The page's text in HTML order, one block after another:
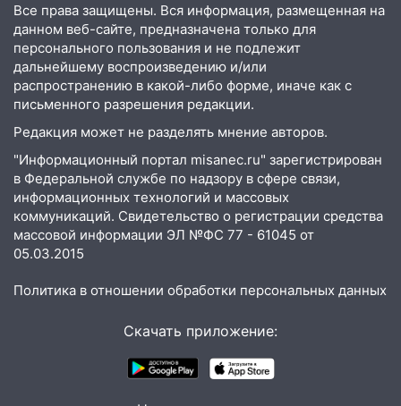
Все права защищены. Вся информация, размещенная на
данном веб-сайте, предназначена только для
персонального пользования и не подлежит
дальнейшему воспроизведению и/или
распространению в какой-либо форме, иначе как с
письменного разрешения редакции.
Редакция может не разделять мнение авторов.
"Информационный портал misanec.ru" зарегистрирован
в Федеральной службе по надзору в сфере связи,
информационных технологий и массовых
коммуникаций. Свидетельство о регистрации средства
массовой информации ЭЛ №ФС 77 - 61045 от
05.03.2015
Политика в отношении обработки персональных данных
Скачать приложение: